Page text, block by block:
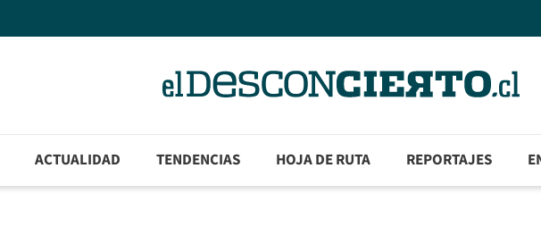
ACTUALIDAD TENDENCIAS HOJA DE RUTA REPORTAJES